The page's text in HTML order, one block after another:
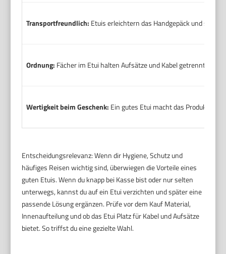
Transportfreundlich: Etuis erleichtern das Handgepäck und
Ordnung: Fächer im Etui halten Aufsätze und Kabel getrennt. Das
Wertigkeit beim Geschenk: Ein gutes Etui macht das Produkt
Entscheidungsrelevanz: Wenn dir Hygiene, Schutz und
häufiges Reisen wichtig sind, überwiegen die Vorteile eines
guten Etuis. Wenn du knapp bei Kasse bist oder nur selten
unterwegs, kannst du auf ein Etui verzichten und später eine
passende Lösung ergänzen. Prüfe vor dem Kauf Material,
Innenaufteilung und ob das Etui Platz für Kabel und Aufsätze
bietet. So triffst du eine gezielte Wahl.